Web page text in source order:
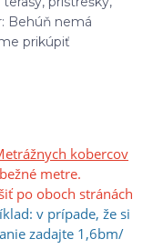
Behúň nemá
prikúpiť
kobercov
metre.
po oboch stránách
v prípade, že si
zadajte 1,6bm/